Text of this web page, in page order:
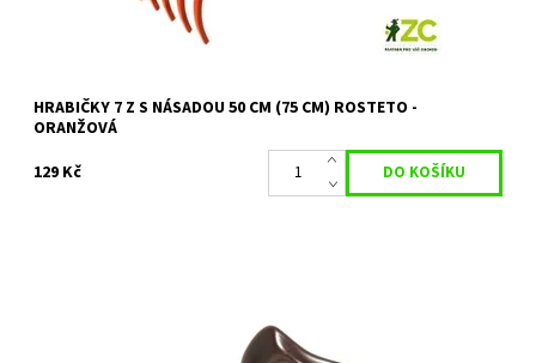
HRABIČKY 7 Z S NÁSADOU 50 CM (75 CM) ROSTETO -
ORANŽOVÁ
129 Kč
Plastový sázecí kolík ke snadnějšímu vysazování rostlin. BARVA